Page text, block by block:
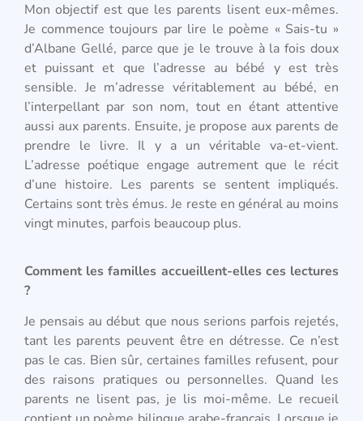
Mon objectif est que les parents lisent eux-mêmes.
Je commence toujours par lire le poème « Sais-tu »
d’Albane Gellé, parce que je le trouve à la fois doux
et puissant et que l’adresse au bébé y est très
sensible. Je m’adresse véritablement au bébé, en
l’interpellant par son nom, tout en étant attentive
aussi aux parents. Ensuite, je propose aux parents de
prendre le livre. Il y a un véritable va-et-vient.
L’adresse poétique engage autrement que le récit
d’une histoire. Les parents se sentent impliqués.
Certains sont très émus. Je reste en général au moins
vingt minutes, parfois beaucoup plus.
Comment les familles accueillent-elles ces lectures
?
Je pensais au début que nous serions parfois rejetés,
tant les parents peuvent être en détresse. Ce n’est
pas le cas. Bien sûr, certaines familles refusent, pour
des raisons pratiques ou personnelles. Quand les
parents ne lisent pas, je lis moi-même. Le recueil